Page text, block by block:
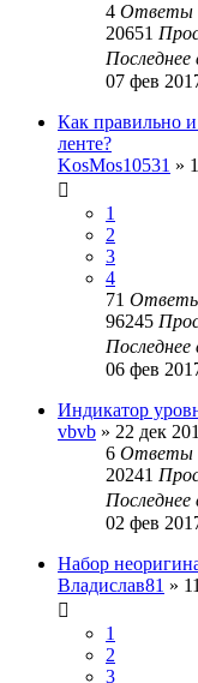
4 Ответы
20651
Последнее
07 фев
Как правильно и
ленте?
KosMos10531 »
1
2
3
4
71
96245
Последнее
06 фев
Индикатор
vbvb » 22 дек
6 Ответы
20241
Последнее
02 фев
Набор
Владислав81 »
1
2
3